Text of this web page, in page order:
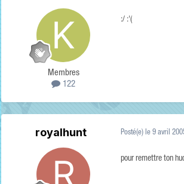
Membres
122
:/ :'(
royalhunt Posté(e) le 9 avril
pour remettre ton